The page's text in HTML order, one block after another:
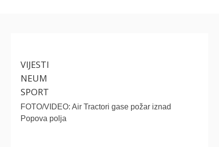
VIJESTI
NEUM
SPORT
FOTO/VIDEO: Air Tractori gase požar iznad
Popova polja